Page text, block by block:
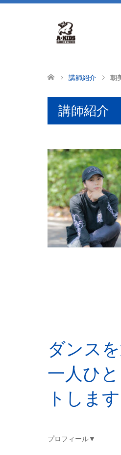
講師紹介 朝
講師紹介
ダンス
一人ひ
トします
プロフィール▼